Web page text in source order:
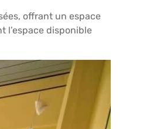
offrant un espace
l’espace disponible